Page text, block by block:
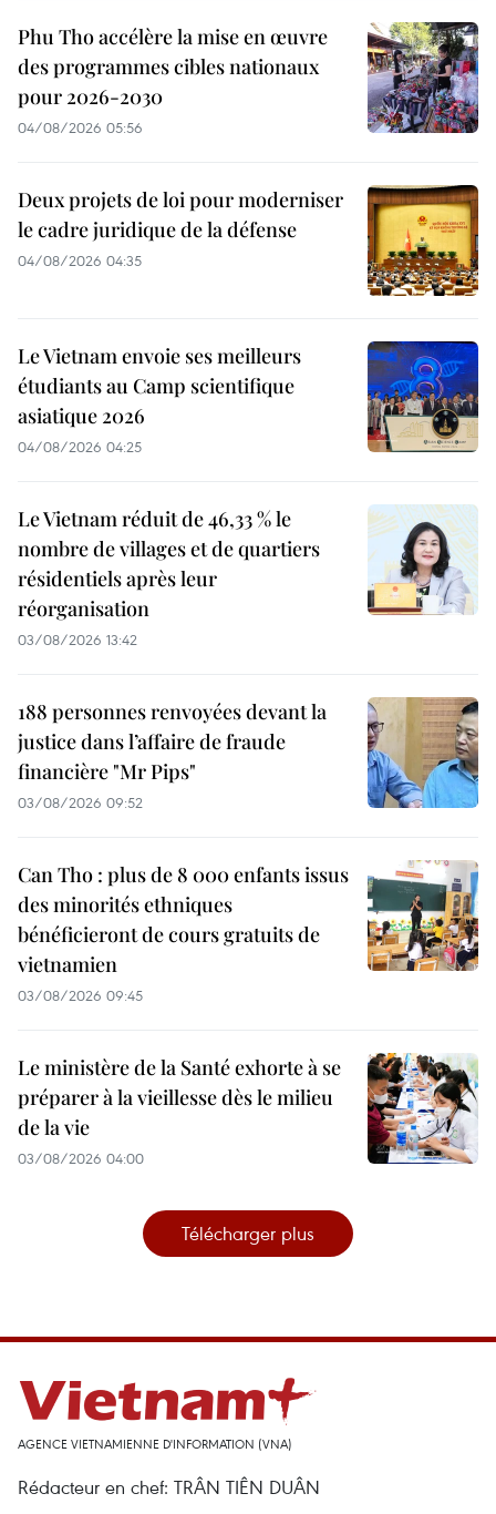
Phu Tho accélère la mise en œuvre
des programmes cibles nationaux
pour 2026-2030
04/08/2026 05:56
Deux projets de loi pour moderniser
le cadre juridique de la défense
04/08/2026 04:35
Le Vietnam envoie ses meilleurs
étudiants au Camp scientifique
asiatique 2026
04/08/2026 04:25
Le Vietnam réduit de 46,33 % le
nombre de villages et de quartiers
résidentiels après leur
réorganisation
03/08/2026 13:42
188 personnes renvoyées devant la
justice dans l’affaire de fraude
financière "Mr Pips"
03/08/2026 09:52
Can Tho : plus de 8 000 enfants issus
des minorités ethniques
bénéficieront de cours gratuits de
vietnamien
03/08/2026 09:45
Le ministère de la Santé exhorte à se
préparer à la vieillesse dès le milieu
de la vie
03/08/2026 04:00
Télécharger plus
AGENCE VIETNAMIENNE D'INFORMATION (VNA)
Rédacteur en chef: TRÂN TIÊN DUÂN